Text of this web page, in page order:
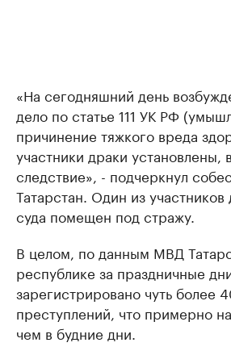
«На сегодняшний день
дело по статье 111 УК РФ
причинение тяжкого вреда
участники драки установлены,
следствие», - подчеркнул
Татарстан. Один из
суда помещен под стражу.
В целом, по данным МВД
республике за праздничные
зарегистрировано чуть более
преступлений, что примерно
чем в будние дни.